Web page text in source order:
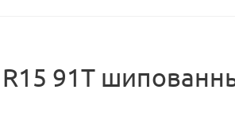
91T